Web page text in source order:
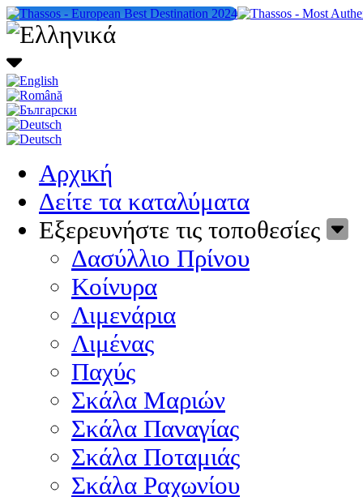
Αρχική
Δείτε τα καταλύματα
Εξερευνήστε τις τοποθεσίες
Δασύλλιο Πρίνου
Κοίνυρα
Λιμενάρια
Λιμένας
Παχύς
Σκάλα Μαριών
Σκάλα Παναγίας
Σκάλα Ποταμιάς
Σκάλα Ραχωνίου